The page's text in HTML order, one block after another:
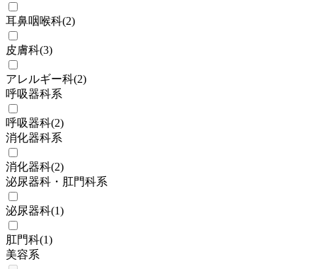
耳鼻咽喉科(2)
皮膚科(3)
アレルギー科(2)
呼吸器科系
呼吸器科(2)
消化器科系
消化器科(2)
泌尿器科・肛門科系
泌尿器科(1)
肛門科(1)
美容系